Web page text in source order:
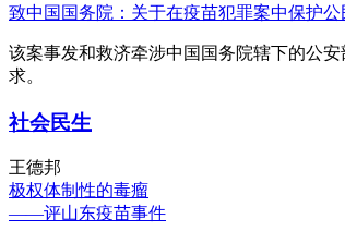
致中国国务院：关于在疫苗犯罪案中保护
该案事发和救济牵涉中国国务院辖下的公
求。
社会民生
王德邦
极权体制性的毒瘤
——评山东疫苗事件